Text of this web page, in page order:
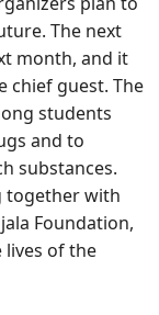
The next
month, and it
chief guest. The
students
and to
substances.
together with
Foundation,
lives of the